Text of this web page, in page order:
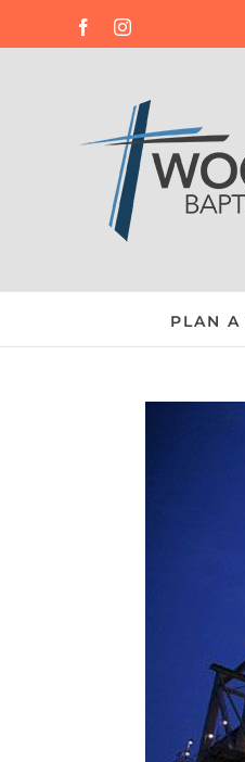
to
FacebookInstagram
PLAN A